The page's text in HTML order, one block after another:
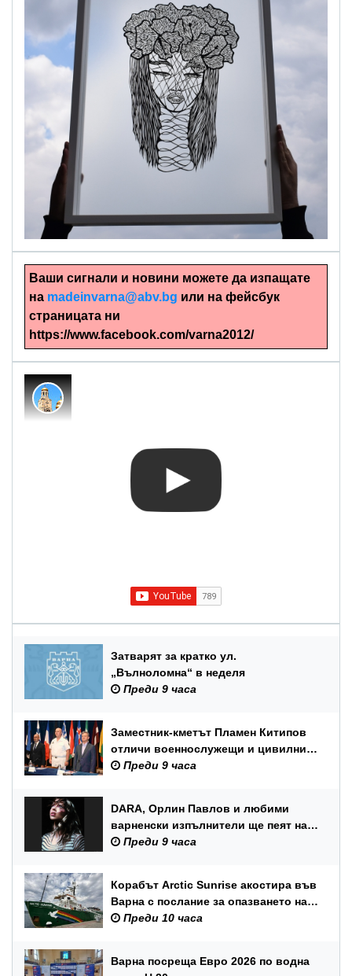
Ръчно изрязани картини
Ваши сигнали и новини можете да изпащате
на madeinvarna@abv.bg или на фейсбук
страницата ни
https://www.facebook.com/varna2012/
Затварят за кратко ул.
„Вълноломна“ в неделя
Преди 9 часа
Заместник-кметът Пламен Китипов
отличи военнослужещи и цивилни
служители по повод Празника на
Преди 9 часа
DARA, Орлин Павлов и любими
варненски изпълнители ще пеят на
празника на Варна
Преди 9 часа
Корабът Arctic Sunrise акостира във
Варна с послание за опазването на
Черно море
Преди 10 часа
Варна посреща Евро 2026 по водна